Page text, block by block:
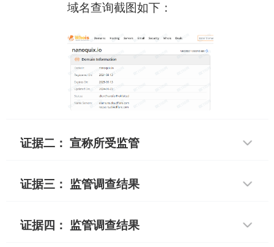
域名查询截图如下：
证据二： 宣称所受监管
证据三： 监管调查结果
证据四： 监管调查结果